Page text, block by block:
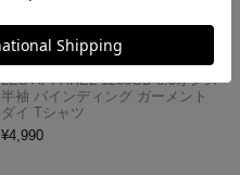
ロサンゼルスアパレル LOSANGE
LES APPAREL 1203GD 8.5オンス
半袖 バインディング ガーメント
ダイ Tシャツ
¥4,990